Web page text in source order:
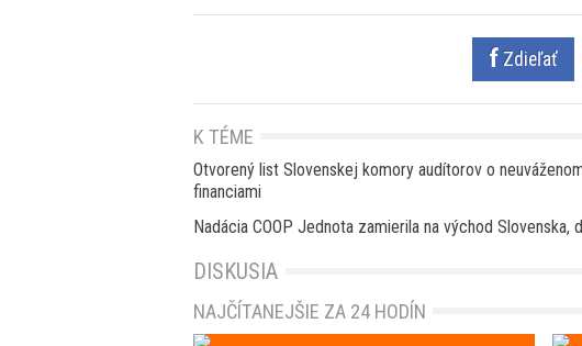
Zdieľať
K TÉME
Otvorený list Slovenskej komory audítorov o
financiami
Nadácia COOP Jednota zamierila na východ Slovenska,
DISKUSIA
NAJČÍTANEJŠIE ZA 24 HODÍN